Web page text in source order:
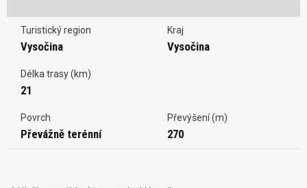
Turistický region
Vysočina
Kraj
Vysočina
Délka trasy (km)
21
Povrch
Převážně terénní
Převýšení (m)
270